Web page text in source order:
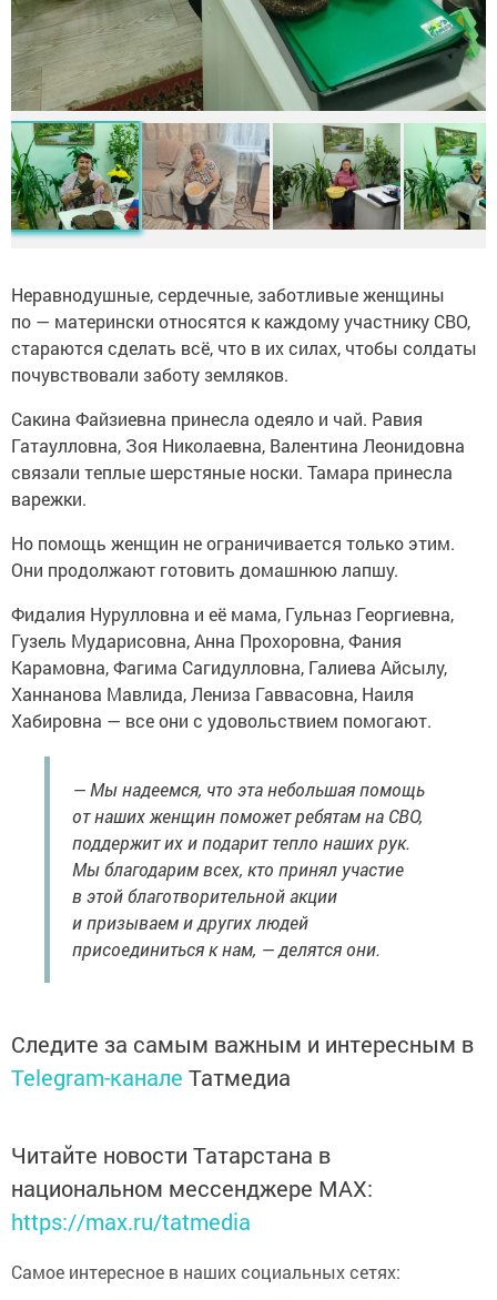
Неравнодушные, сердечные, заботливые женщины
по — матерински относятся к каждому участнику СВО,
стараются сделать всё, что в их силах, чтобы солдаты
почувствовали заботу земляков.
Сакина Файзиевна принесла одеяло и чай. Равия
Гатаулловна, Зоя Николаевна, Валентина Леонидовна
связали теплые шерстяные носки. Тамара принесла
варежки.
Но помощь женщин не ограничивается только этим.
Они продолжают готовить домашнюю лапшу.
Фидалия Нурулловна и её мама, Гульназ Георгиевна,
Гузель Мударисовна, Анна Прохоровна, Фания
Карамовна, Фагима Сагидулловна, Галиева Айсылу,
Ханнанова Мавлида, Лениза Гаввасовна, Наиля
Хабировна — все они с удовольствием помогают.
— Мы надеемся, что эта небольшая помощь
от наших женщин поможет ребятам на СВО,
поддержит их и подарит тепло наших рук.
Мы благодарим всех, кто принял участие
в этой благотворительной акции
и призываем и других людей
присоединиться к нам, — делятся они.
Следите за самым важным и интересным в
Telegram-канале Татмедиа
Читайте новости Татарстана в
национальном мессенджере MАХ:
https://max.ru/tatmedia
Самое интересное в наших социальных сетях: